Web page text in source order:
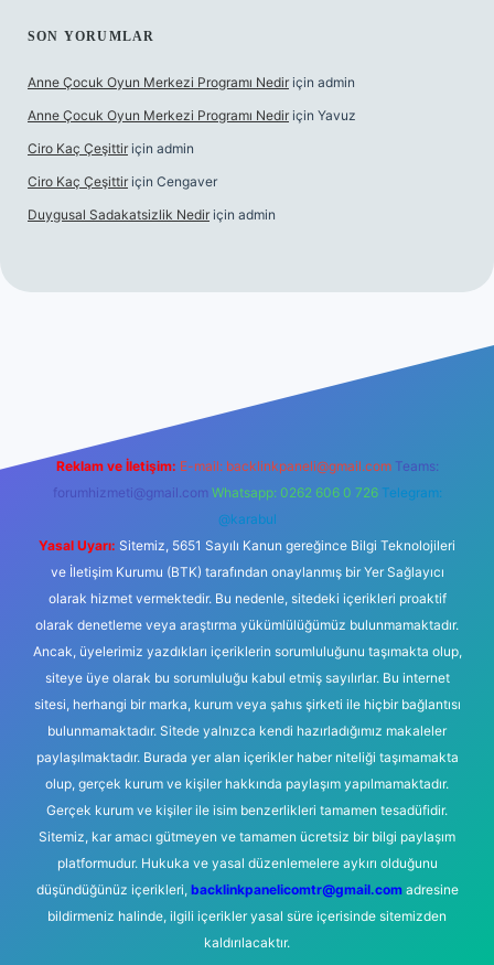
SON YORUMLAR
Anne Çocuk Oyun Merkezi Programı Nedir için admin
Anne Çocuk Oyun Merkezi Programı Nedir için Yavuz
Ciro Kaç Çeşittir için admin
Ciro Kaç Çeşittir için Cengaver
Duygusal Sadakatsizlik Nedir için admin
elexbetgiris.org
Reklam ve İletişim: E-mail: backlinkpaneli@gmail.com Teams:
forumhizmeti@gmail.com Whatsapp: 0262 606 0 726 Telegram:
@karabul
Yasal Uyarı: Sitemiz, 5651 Sayılı Kanun gereğince Bilgi Teknolojileri
ve İletişim Kurumu (BTK) tarafından onaylanmış bir Yer Sağlayıcı
olarak hizmet vermektedir. Bu nedenle, sitedeki içerikleri proaktif
olarak denetleme veya araştırma yükümlülüğümüz bulunmamaktadır.
Ancak, üyelerimiz yazdıkları içeriklerin sorumluluğunu taşımakta olup,
siteye üye olarak bu sorumluluğu kabul etmiş sayılırlar. Bu internet
sitesi, herhangi bir marka, kurum veya şahıs şirketi ile hiçbir bağlantısı
bulunmamaktadır. Sitede yalnızca kendi hazırladığımız makaleler
paylaşılmaktadır. Burada yer alan içerikler haber niteliği taşımamakta
olup, gerçek kurum ve kişiler hakkında paylaşım yapılmamaktadır.
Gerçek kurum ve kişiler ile isim benzerlikleri tamamen tesadüfidir.
Sitemiz, kar amacı gütmeyen ve tamamen ücretsiz bir bilgi paylaşım
platformudur. Hukuka ve yasal düzenlemelere aykırı olduğunu
düşündüğünüz içerikleri, backlinkpanelicomtr@gmail.comadresine
bildirmeniz halinde, ilgili içerikler yasal süre içerisinde sitemizden
kaldırılacaktır.